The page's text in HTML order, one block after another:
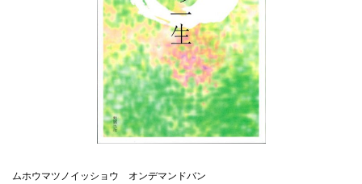
ムホウマツノイッショウ オンデマンドバン